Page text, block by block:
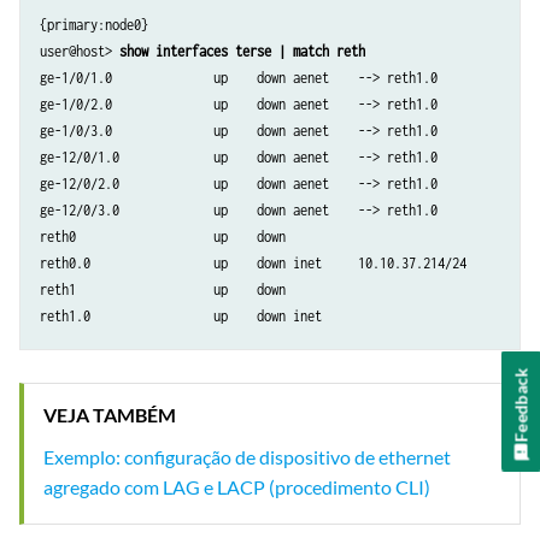
{primary:node0}
user@host> show interfaces terse | match reth
ge-1/0/1.0              up    down aenet    --> reth1.0
ge-1/0/2.0              up    down aenet    --> reth1.0
ge-1/0/3.0              up    down aenet    --> reth1.0
ge-12/0/1.0             up    down aenet    --> reth1.0
ge-12/0/2.0             up    down aenet    --> reth1.0
ge-12/0/3.0             up    down aenet    --> reth1.0
reth0                   up    down
reth0.0                 up    down inet     10.10.37.214/24
reth1                   up    down
VEJA TAMBÉM
Exemplo: configuração de dispositivo de ethernet
agregado com LAG e LACP (procedimento CLI)
Feedback